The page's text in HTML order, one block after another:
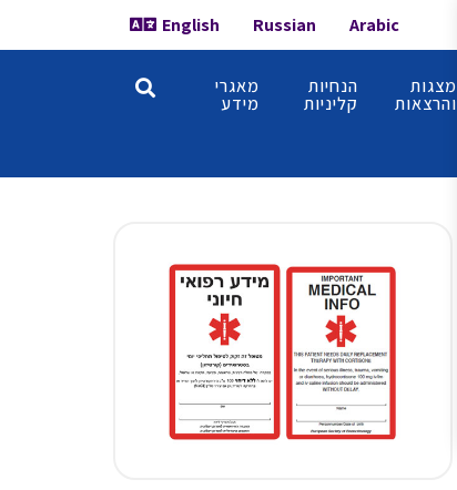
Arabic
Russian
English
מצגות
והרצאות
הנחיות
קליניות
מאגרי
מידע